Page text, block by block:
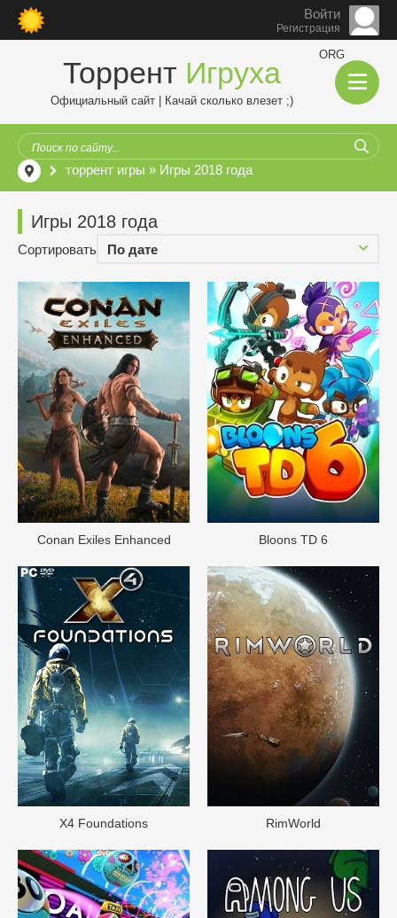
Войти
Регистрация
Торрент Игруха
ORG
Официальный сайт | Качай сколько влезет ;)
торрент игры » Игры 2018 года
Игры 2018 года
Сортировать По дате
Conan Exiles Enhanced Bloons TD 6
X4 Foundations RimWorld